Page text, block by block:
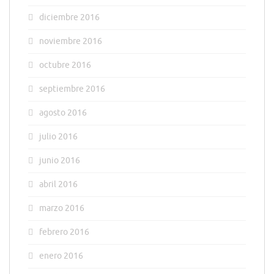
diciembre 2016
noviembre 2016
octubre 2016
septiembre 2016
agosto 2016
julio 2016
junio 2016
abril 2016
marzo 2016
febrero 2016
enero 2016